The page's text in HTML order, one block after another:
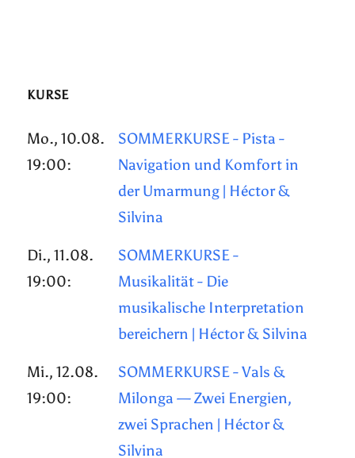
KURSE
Mo., 10.08.
19:00:
SOMMERKURSE - Pista -
Navigation und Komfort in
der Umarmung | Héctor &
Silvina
Di., 11.08.
19:00:
SOMMERKURSE -
Musikalität - Die
musikalische Interpretation
bereichern | Héctor & Silvina
Mi., 12.08.
19:00:
SOMMERKURSE - Vals &
Milonga — Zwei Energien,
zwei Sprachen | Héctor &
Silvina